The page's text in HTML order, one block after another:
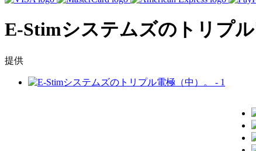
E-Stimシステムズのトリプル
提供